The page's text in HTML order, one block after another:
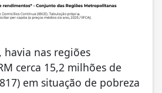
havia nas regiões
cerca 15,2 milhões de
em situação de pobreza